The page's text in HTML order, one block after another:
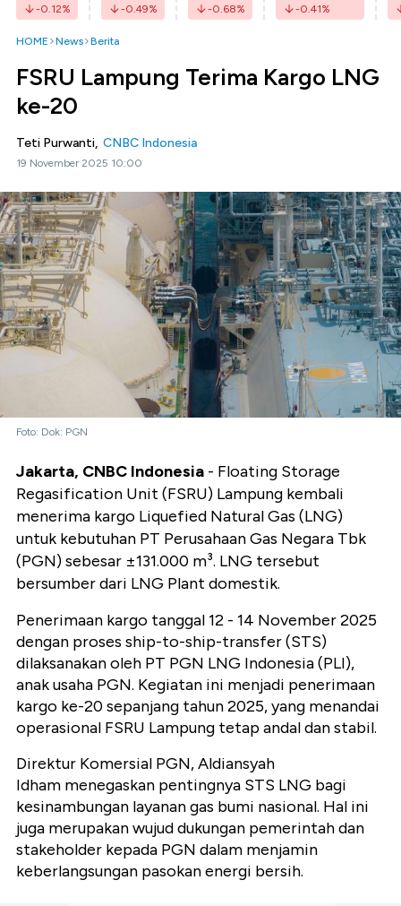
-0.12% -0.49% -0.68% -0.41%
HOME News Berita
FSRU Lampung Terima Kargo LNG
ke-20
Teti Purwanti, CNBC Indonesia
19 November 2025 10:00
Foto: Dok: PGN
Jakarta, CNBC Indonesia - Floating Storage
Regasification Unit (FSRU) Lampung kembali
menerima kargo Liquefied Natural Gas (LNG)
untuk kebutuhan PT Perusahaan Gas Negara Tbk
(PGN) sebesar ±131.000 m³. LNG tersebut
bersumber dari LNG Plant domestik.
Penerimaan kargo tanggal 12 - 14 November 2025
dengan proses ship-to-ship-transfer (STS)
dilaksanakan oleh PT PGN LNG Indonesia (PLI),
anak usaha PGN. Kegiatan ini menjadi penerimaan
kargo ke-20 sepanjang tahun 2025, yang menandai
operasional FSRU Lampung tetap andal dan stabil.
Direktur Komersial PGN, Aldiansyah
Idham menegaskan pentingnya STS LNG bagi
kesinambungan layanan gas bumi nasional. Hal ini
juga merupakan wujud dukungan pemerintah dan
stakeholder kepada PGN dalam menjamin
keberlangsungan pasokan energi bersih.